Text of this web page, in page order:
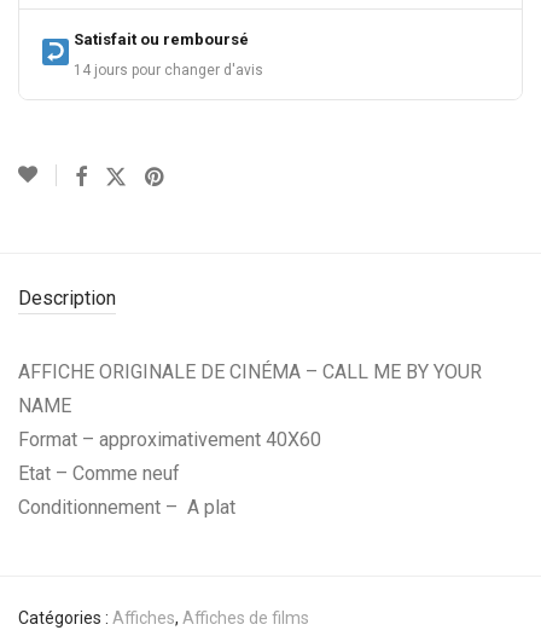
Satisfait ou remboursé
14 jours pour changer d'avis
Description
AFFICHE ORIGINALE DE CINÉMA – CALL ME BY YOUR
NAME
Format – approximativement 40X60
Etat – Comme neuf
Conditionnement – A plat
Catégories : Affiches, Affiches de films